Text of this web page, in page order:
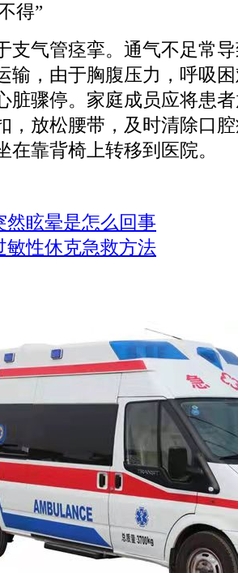
得”
支气管痉挛。通气不足常
输，由于胸腹压力，呼吸
脏骤停。家庭成员应将患
，放松腰带，及时清除口
在靠背椅上转移到医院。
然眩晕是怎么回事
敏性休克急救方法